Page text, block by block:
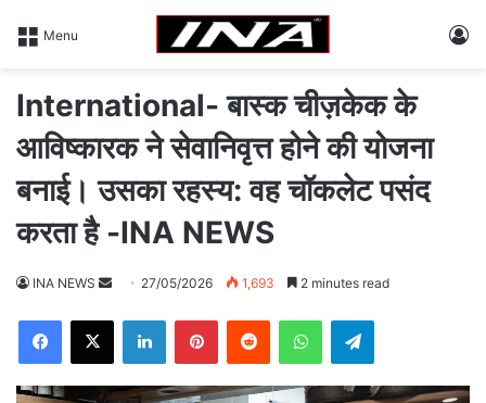
Menu
International- बास्क चीज़केक के
आविष्कारक ने सेवानिवृत्त होने की योजना
बनाई। उसका रहस्य: वह चॉकलेट पसंद
करता है -INA NEWS
INA NEWS
d
a
27/05/2026 1,693 2 minutes read